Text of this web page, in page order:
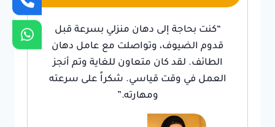
“كنت بحاجة إلى دهان منزلي بسرعة قبل
قدوم الضيوف، وتواصلت مع عامل دهان
الطائف. لقد كان متعاون للغاية وتم أنجز
العمل في وقت قياسي. شكراً على سرعته
ومهارته.”